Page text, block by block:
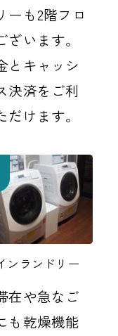
ーも2階フロ
ざいます。
とキャッシ
決済をご利
だけます。
ンランドリー
在や急なご
も乾燥機能